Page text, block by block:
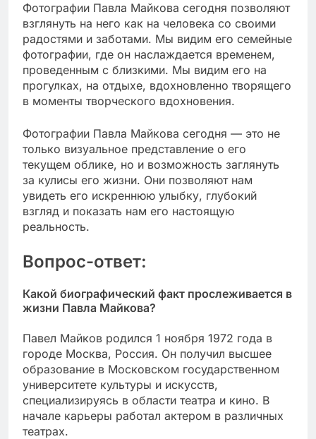
Фотографии Павла Майкова сегодня позволяют
взглянуть на него как на человека со своими
радостями и заботами. Мы видим его семейные
фотографии, где он наслаждается временем,
проведенным с близкими. Мы видим его на
прогулках, на отдыхе, вдохновленно творящего
в моменты творческого вдохновения.
Фотографии Павла Майкова сегодня — это не
только визуальное представление о его
текущем облике, но и возможность заглянуть
за кулисы его жизни. Они позволяют нам
увидеть его искреннюю улыбку, глубокий
взгляд и показать нам его настоящую
реальность.
Вопрос-ответ:
Какой биографический факт прослеживается в
жизни Павла Майкова?
Павел Майков родился 1 ноября 1972 года в
городе Москва, Россия. Он получил высшее
образование в Московском государственном
университете культуры и искусств,
специализируясь в области театра и кино. В
начале карьеры работал актером в различных
театрах.